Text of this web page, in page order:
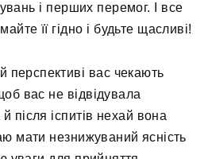
і перших перемог. І все
її гідно і будьте щасливі!
перспективі вас чекають
вас не відвідувала
після іспитів нехай вона
мати незнижуваний ясність